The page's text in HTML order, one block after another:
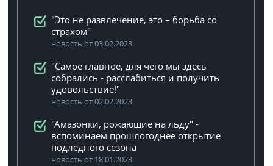
"Это не развлечение, это – борьба со
страхом"
новость от 03.02.2023
"Самое главное, для чего мы здесь
собрались - расслабиться и получить
удовольствие!"
новость от 02.02.2023
"Амазонки, рожающие на льду" -
вспоминаем прошлогоднее открытие
подледного сезона
новость от 18.01.2023